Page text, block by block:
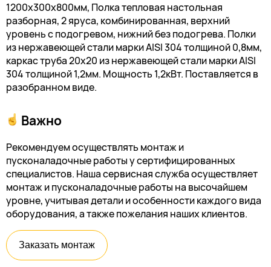
1200х300х800мм, Полка тепловая настольная
разборная, 2 яруса, комбинированная, верхний
уровень с подогревом, нижний без подогрева. Полки
из нержавеющей стали марки AISI 304 толщиной 0,8мм,
каркас труба 20х20 из нержавеющей стали марки AISI
304 толщиной 1,2мм. Мощность 1,2кВт. Поставляется в
разобранном виде.
Важно
Рекомендуем осуществлять монтаж и
пусконаладочные работы у сертифицированных
специалистов. Наша сервисная служба осуществляет
монтаж и пусконаладочные работы на высочайшем
уровне, учитывая детали и особенности каждого вида
оборудования, а также пожелания наших клиентов.
Заказать монтаж